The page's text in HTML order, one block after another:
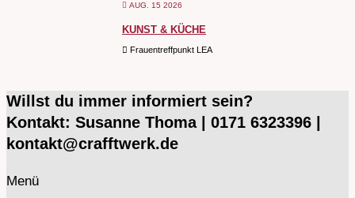
AUG. 15 2026
KUNST & KÜCHE
Frauentreffpunkt LEA
Willst du immer informiert sein?
Kontakt: Susanne Thoma | 0171 6323396 |
kontakt@crafftwerk.de
Menü